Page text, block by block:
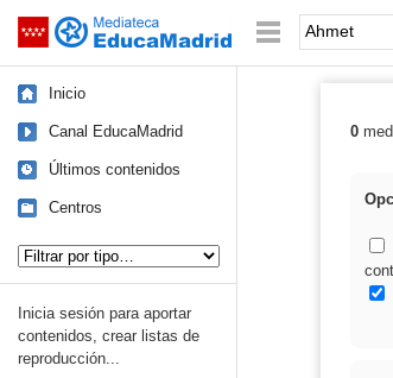
Saltar navegación Palabra o
Inicio
Canal EducaMadrid
Últimos contenidos
Centros
Inicia sesión para aportar
contenidos, crear listas de
reproducción...
0